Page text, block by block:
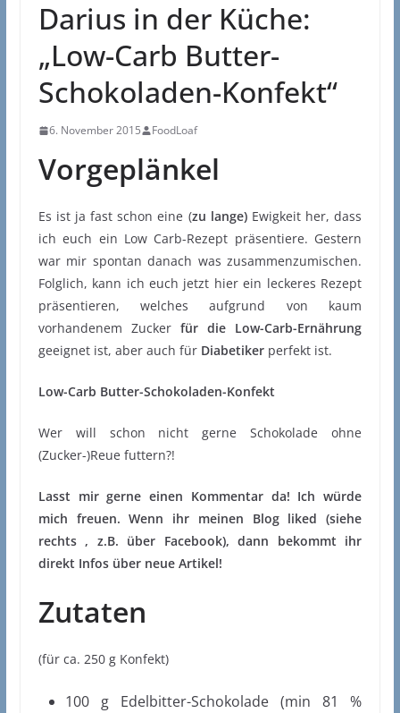
Darius in der Küche:
„Low-Carb Butter-
Schokoladen-Konfekt“
6. November 2015 FoodLoaf
Vorgeplänkel
Es ist ja fast schon eine (zu lange)Ewigkeit her, dass
ich euch ein Low Carb-Rezept präsentiere. Gestern
war mir spontan danach was zusammenzumischen.
Folglich, kann ich euch jetzt hier ein leckeres Rezept
präsentieren, welches aufgrund von kaum
vorhandenem Zucker für die Low-Carb-Ernährung
geeignet ist, aber auch fürDiabetikerperfekt ist.
Low-Carb Butter-Schokoladen-Konfekt
Wer will schon nicht gerne Schokolade ohne
(Zucker-)Reue futtern?!
Lasst mir gerne einen Kommentar da! Ich würde
mich freuen. Wenn ihr meinen Blog liked (siehe
rechts , z.B. über Facebook), dann bekommt ihr
direkt Infos über neue Artikel!
Zutaten
(für ca. 250 g Konfekt)
100 g Edelbitter-Schokolade (min 81 %